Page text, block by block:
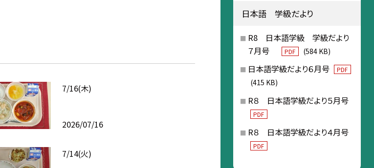
7/16(木)
2026/07/16
7/14(火)
日本語 学級だより
R8 日本語学級 学級だより
７月号
PDF (584 KB)
日本語学級だより６月号 PDF
(415 KB)
R８ 日本語学級だより５月号
PDF
R８ 日本語学級だより４月号
PDF